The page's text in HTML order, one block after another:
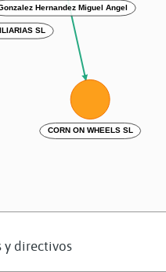
Hernandez Miguel Angel
CORN ON WHEELS SL
SL
y directivos